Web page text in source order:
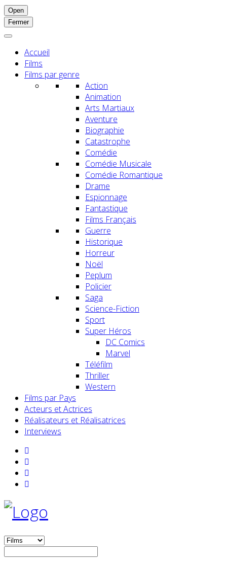
Open
Fermer
Accueil
Films
Films par genre
Action
Animation
Arts Martiaux
Aventure
Biographie
Catastrophe
Comédie
Comédie Musicale
Comédie Romantique
Drame
Espionnage
Fantastique
Films Français
Guerre
Historique
Horreur
Noël
Peplum
Policier
Saga
Science-Fiction
Sport
Super Héros
DC Comics
Marvel
Téléfilm
Thriller
Western
Films par Pays
Acteurs et Actrices
Réalisateurs et Réalisatrices
Interviews